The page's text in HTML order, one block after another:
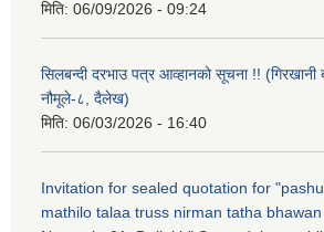
मिति: 06/09/2026 - 09:24
सिलबन्दी दरभाउ पत्र आव्हानको सूचना !! (गिरखानी
नौमूले-८, दैलेख)
मिति: 06/03/2026 - 16:40
Invitation for sealed quotation for
mathilo talaa truss nirman tatha